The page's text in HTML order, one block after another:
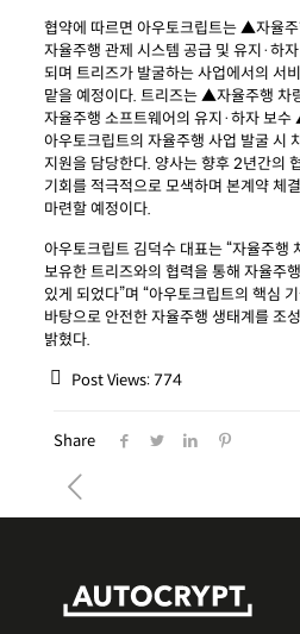
협약에 따르면 아우토크립트는▲자율
자율주행 관제 시스템 공급 및 유지·하
되며 트리즈가 발굴하는 사업에서의 서
맡을 예정이다. 트리즈는 ▲자율주행 차
자율주행 소프트웨어의 유지·하자 보
아우토크립트의 자율주행 사업 발굴 시
지원을 담당한다. 양사는 향후 2년간의
기회를 적극적으로 모색하며 본계약 체
마련할 예정이다.
아우토크립트 김덕수 대표는 “자율주행
보유한 트리즈와의 협력을 통해 자율주
있게 되었다”며 “아우토크립트의 핵심
바탕으로 안전한 자율주행 생태계를 조
밝혔다.
Post Views: 774
Share